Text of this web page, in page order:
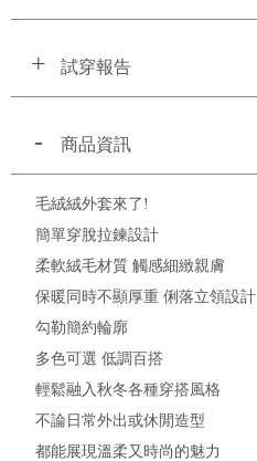
試穿報告
商品資訊
毛絨絨外套來了!
簡單穿脫拉鍊設計
柔軟絨毛材質 觸感細緻親膚
保暖同時不顯厚重 俐落立領設計
勾勒簡約輪廓
多色可選 低調百搭
輕鬆融入秋冬各種穿搭風格
不論日常外出或休閒造型
都能展現溫柔又時尚的魅力